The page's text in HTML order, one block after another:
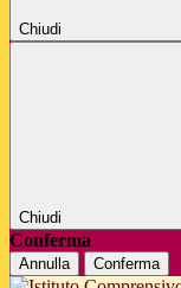
Chiudi
Chiudi
Conferma
Annulla Conferma